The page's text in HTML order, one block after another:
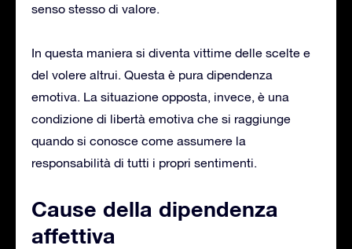
senso stesso di valore.
In questa maniera si diventa vittime delle scelte e
del volere altrui. Questa è pura dipendenza
emotiva. La situazione opposta, invece, è una
condizione di libertà emotiva che si raggiunge
quando si conosce come assumere la
responsabilità di tutti i propri sentimenti.
Cause della dipendenza
affettiva